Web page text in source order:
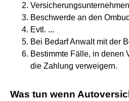
Beschwerde an den
Evtl. ...
Bei Bedarf Anwalt mit der
Bestimmte Fälle, in denen
die Zahlung verweigern.
Was tun wenn